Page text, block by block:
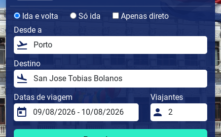
Ida e volta Só ida
Apenas direto
Desde a
Destino
Datas de viagem Viajantes